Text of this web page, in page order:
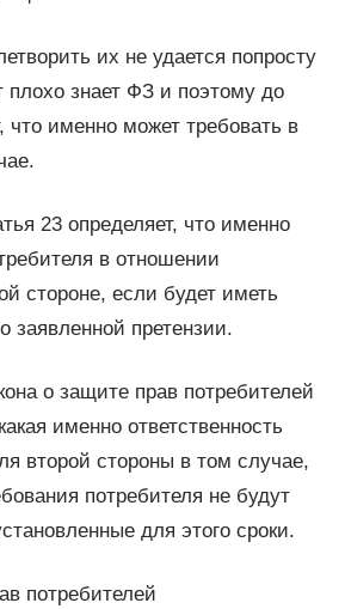
их не удается попросту
плохо знает ФЗ и поэтому до
что именно может требовать в
23 определяет, что именно
в отношении
стороне, если будет иметь
заявленной претензии.
о защите прав потребителей
именно ответственность
второй стороны в том случае,
потребителя не будут
для этого сроки.
потребителей